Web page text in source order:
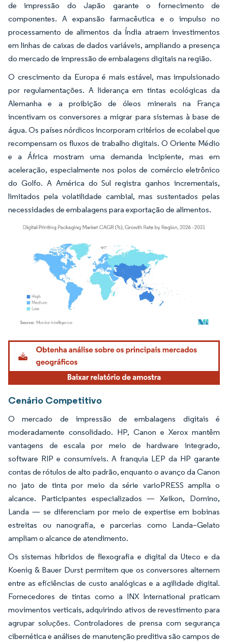
de impressão do Japão garante o fornecimento de
componentes. A expansão farmacêutica e o impulso no
processamento de alimentos da Índia atraem investimentos
em linhas de caixas de dados variáveis, ampliando a presença
do mercado de impressão de embalagens digitais na região.
O crescimento da Europa é mais estável, mas impulsionado
por regulamentações. A liderança em tintas ecológicas da
Alemanha e a proibição de óleos minerais na França
incentivam os conversores a migrar para sistemas à base de
água. Os países nórdicos incorporam critérios de ecolabel que
recompensam os fluxos de trabalho digitais. O Oriente Médio
e a África mostram uma demanda incipiente, mas em
aceleração, especialmente nos polos de comércio eletrônico
do Golfo. A América do Sul registra ganhos incrementais,
limitados pela volatilidade cambial, mas sustentados pelas
necessidades de embalagens para exportação de alimentos.
Imagem © Mordor Intelligence. O reuso requer atribuição conforme CC BY 4.0.
Cenário Competitivo
O mercado de impressão de embalagens digitais é
moderadamente consolidado. HP, Canon e Xerox mantêm
vantagens de escala por meio de hardware integrado,
software RIP e consumíveis. A franquia LEP da HP garante
contas de rótulos de alto padrão, enquanto o avanço da Canon
no jato de tinta por meio da série varioPRESS amplia o
alcance. Participantes especializados — Xeikon, Domino,
Landa — se diferenciam por meio de expertise em bobinas
estreitas ou nanografia, e parcerias como Landa–Gelato
ampliam o alcance de atendimento.
Os sistemas híbridos de flexografia e digital da Uteco e da
Koenig & Bauer Durst permitem que os conversores alternem
entre as eficiências de custo analógicas e a agilidade digital.
Fornecedores de tintas como a INX International praticam
movimentos verticais, adquirindo ativos de revestimento para
agrupar soluções. Controladores de prensa com segurança
cibernética e análises de manutenção preditiva são campos de